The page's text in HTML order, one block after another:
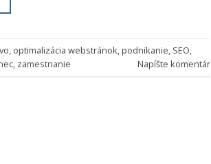
, optimalizácia webstránok,podnikanie, SEO,
, zamestnanie Napíšte komentár